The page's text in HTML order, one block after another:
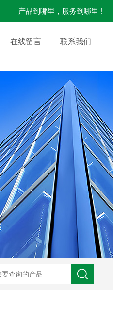
产品到哪里，服务到哪里 !
在线留言 联系我们